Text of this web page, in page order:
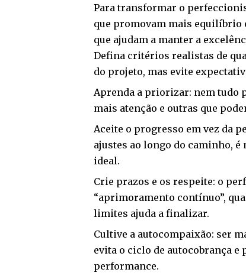
Para transformar o
que promovam mais equilíbrio
que ajudam a manter a
Defina critérios realistas de
do projeto, mas evite
Aprenda a priorizar: nem tudo
mais atenção e outras que
Aceite o progresso em vez da
ajustes ao longo do caminho,
ideal.
Crie prazos e os respeite: o
“aprimoramento contínuo”,
limites ajuda a finalizar.
Cultive a autocompaixão: ser
evita o ciclo de autocobrança
performance.